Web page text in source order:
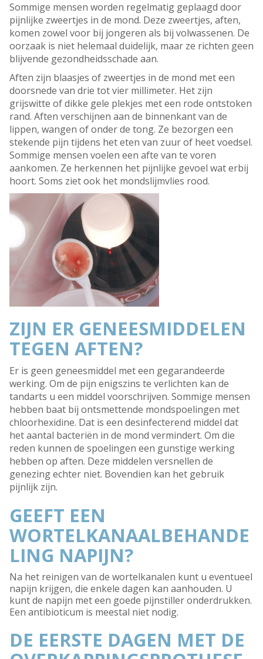
Sommige mensen worden regelmatig geplaagd door
pijnlijke zweertjes in de mond. Deze zweertjes, aften,
komen zowel voor bij jongeren als bij volwassenen. De
oorzaak is niet helemaal duidelijk, maar ze richten geen
blijvende gezondheidsschade aan.
Aften zijn blaasjes of zweertjes in de mond met een
doorsnede van drie tot vier millimeter. Het zijn
grijswitte of dikke gele plekjes met een rode ontstoken
rand. Aften verschijnen aan de binnenkant van de
lippen, wangen of onder de tong. Ze bezorgen een
stekende pijn tijdens het eten van zuur of heet voedsel.
Sommige mensen voelen een afte van te voren
aankomen. Ze herkennen het pijnlijke gevoel wat erbij
hoort. Soms ziet ook het mondslijmvlies rood.
ZIJN ER GENEESMIDDELEN
TEGEN AFTEN?
Er is geen geneesmiddel met een gegarandeerde
werking. Om de pijn enigszins te verlichten kan de
tandarts u een middel voorschrijven. Sommige mensen
hebben baat bij ontsmettende mondspoelingen met
chloorhexidine. Dat is een desinfecterend middel dat
het aantal bacteriën in de mond vermindert. Om die
reden kunnen de spoelingen een gunstige werking
hebben op aften. Deze middelen versnellen de
genezing echter niet. Bovendien kan het gebruik
pijnlijk zijn.
GEEFT EEN
WORTELKANAALBEHANDE
LING NAPIJN?
Na het reinigen van de wortelkanalen kunt u eventueel
napijn krijgen, die enkele dagen kan aanhouden. U
kunt de napijn met een goede pijnstiller onderdrukken.
Een antibioticum is meestal niet nodig.
DE EERSTE DAGEN MET DE